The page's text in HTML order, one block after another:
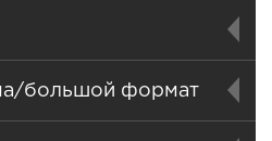
большой формат